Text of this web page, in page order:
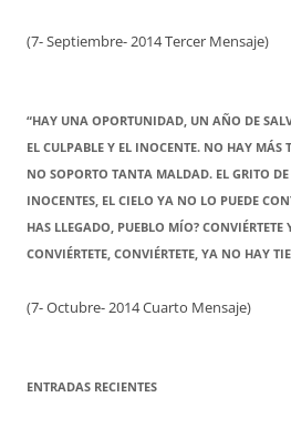
(7- Septiembre- 2014 Tercer Mensaje)
“HAY UNA OPORTUNIDAD, UN AÑO DE
EL CULPABLE Y EL INOCENTE. NO HAY MÁS
NO SOPORTO TANTA MALDAD. EL GRITO DE
INOCENTES, EL CIELO YA NO LO PUEDE
HAS LLEGADO, PUEBLO MÍO?
CONVIÉRTETE, CONVIÉRTETE, YA NO HAY
(7- Octubre- 2014 Cuarto Mensaje)
ENTRADAS RECIENTES